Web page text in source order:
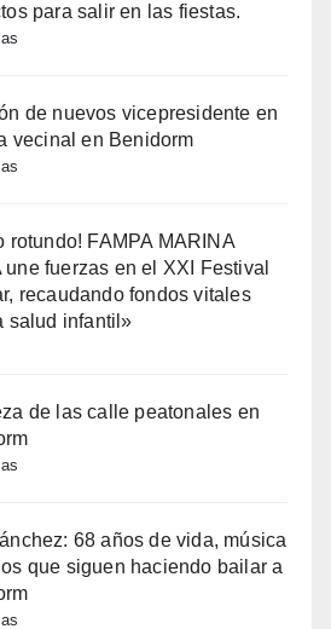
para salir en las fiestas.
de nuevos vicepresidente en
vecinal en Benidorm
rotundo! FAMPA MARINA
une fuerzas en el XXI Festival
recaudando fondos vitales
salud infantil»
de las calle peatonales en
68 años de vida, música
que siguen haciendo bailar a